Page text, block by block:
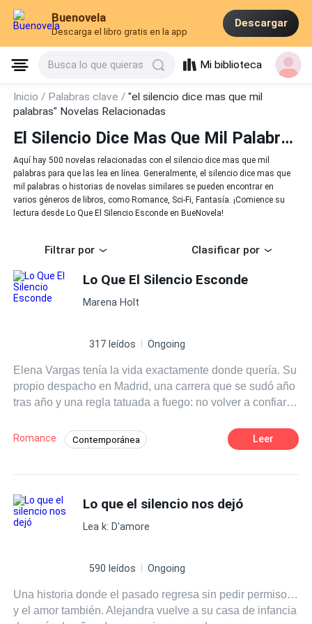
Buenovela
Descarga el libro gratis en la app
Descargar
Busca lo que quieras Mi biblioteca
Inicio / Palabras clave /"el silencio dice mas que mil
palabras" Novelas Relacionadas
El Silencio Dice Mas Que Mil Palabras
Aquí hay 500 novelas relacionadas con el silencio dice mas que mil
palabras para que las lea en línea. Generalmente, el silencio dice mas que
mil palabras o historias de novelas similares se pueden encontrar en
varios géneros de libros, como Romance, Sci-Fi, Fantasía. ¡Comience su
lectura desde Lo Que El Silencio Esconde en BueNovela!
Filtrar por Clasificar por
Lo Que El Silencio Esconde
Marena Holt
317 leídos Ongoing
Elena Vargas tenía la vida exactamente donde quería. Su
propio despacho en Madrid, una carrera que se sudó año
tras año y una regla tatuada a fuego: no volver a confiar
orgullo hecho trizas, hace cinco años. Y la regla
funcionaba. Hasta que dejó de hacerlo. Porque ese
años no fueran nada. Como su nuevo jefe. Marcos
Villanueva no se fue porque fuera un cobarde. Se fue
porque Víctor Aldana, un tipo con demasiado poder y
desapareces, o la familia de Elena paga. Así que pagó.
enteros. Ahora ha vuelto. Porque Aldana también volvió.
Y esta vez la amenaza va directa a Elena. Obligados a
Romance Contemporánea
Segunda Oportunidad Verdad Oculta
Reencuentro de Amantes
Leer
Lo que el silencio nos dejó
Lea k: D'amore
590 leídos Ongoing
Una historia donde el pasado regresa sin pedir permiso…
y el amor también. Alejandra vuelve a su casa de infancia